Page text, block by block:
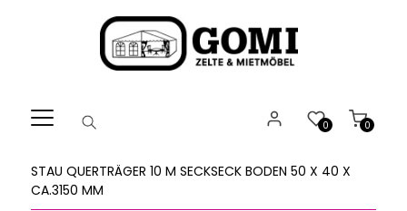
Barrierefreiheitsmenü
0
0
STAU QUERTRÄGER 10 M SECKSECK BODEN 50 X 40 X
CA.3150 MM